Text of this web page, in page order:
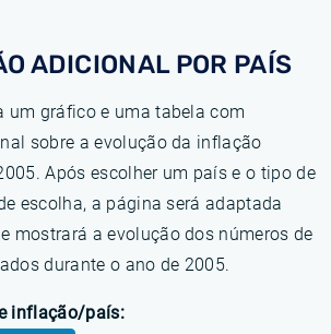
ADICIONAL POR PAÍS
um gráfico e uma tabela com
sobre a evolução da inflação
Após escolher um país e o tipo de
escolha, a página será adaptada
mostrará a evolução dos números de
durante o ano de 2005.
inflação/país: